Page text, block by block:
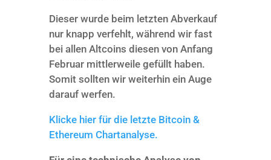
Dieser wurde beim letzten Abverkauf
nur knapp verfehlt, während wir fast
bei allen Altcoins diesen von Anfang
Februar mittlerweile gefüllt haben.
Somit sollten wir weiterhin ein Auge
darauf werfen.
Klicke hier für die letzte Bitcoin &
Ethereum Chartanalyse.